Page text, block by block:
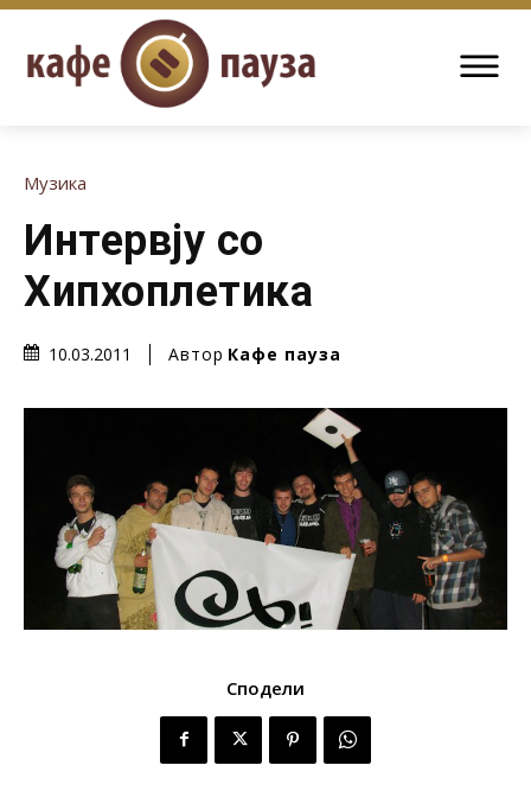
Музика
Интервју со
Хипхоплетика
10.03.2011 Автор Кафе пауза
Сподели